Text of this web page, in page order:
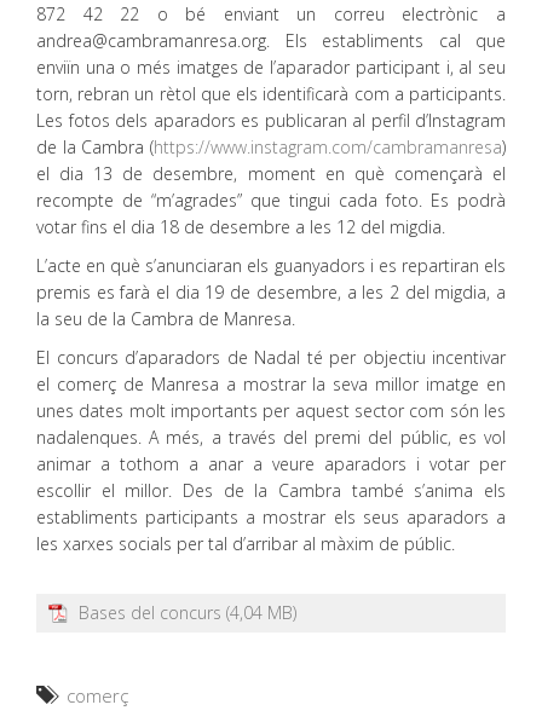
872 42 22 o bé enviant un correu electrònic a
andrea@cambramanresa.org. Els establiments cal que
enviïn una o més imatges de l’aparador participant i, al seu
torn, rebran un rètol que els identificarà com a participants.
Les fotos dels aparadors es publicaran al perfil d’Instagram
de la Cambra (https://www.instagram.com/cambramanresa)
el dia 13 de desembre, moment en què començarà el
recompte de “m’agrades” que tingui cada foto. Es podrà
votar fins el dia 18 de desembre a les 12 del migdia.
L’acte en què s’anunciaran els guanyadors i es repartiran els
premis es farà el dia 19 de desembre, a les 2 del migdia, a
la seu de la Cambra de Manresa.
El concurs d’aparadors de Nadal té per objectiu incentivar
el comerç de Manresa a mostrar la seva millor imatge en
unes dates molt importants per aquest sector com són les
nadalenques. A més, a través del premi del públic, es vol
animar a tothom a anar a veure aparadors i votar per
escollir el millor. Des de la Cambra també s’anima els
establiments participants a mostrar els seus aparadors a
les xarxes socials per tal d’arribar al màxim de públic.
Bases del concurs
comerç